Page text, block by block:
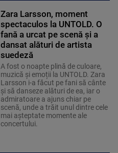
Zara Larsson, moment
spectaculos la UNTOLD. O
fană a urcat pe scenă și a
dansat alături de artista
suedeză
A fost o noapte plină de culoare,
muzică și emoții la UNTOLD. Zara
Larsson i-a făcut pe fani să cânte
și să danseze alături de ea, iar o
admiratoare a ajuns chiar pe
scenă, unde a trăit unul dintre cele
mai așteptate momente ale
concertului.